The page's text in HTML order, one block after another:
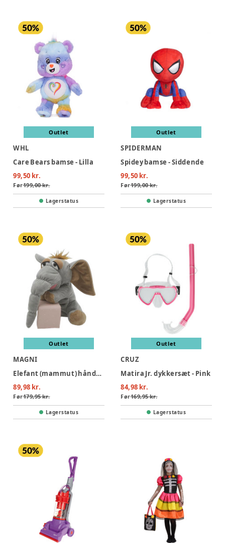
Outlet
WHL
Care Bears bamse - Lilla
99,50 kr.
Før199,00 kr.
Lagerstatus
Outlet
SPIDERMAN
Spidey bamse - Siddende
99,50 kr.
Før199,00 kr.
Lagerstatus
Outlet
MAGNI
Elefant (mammut) hånddukke 25 cm.
89,98 kr.
Før179,95 kr.
Lagerstatus
Outlet
CRUZ
Matira Jr. dykkersæt - Pink
84,98 kr.
Før169,95 kr.
Lagerstatus